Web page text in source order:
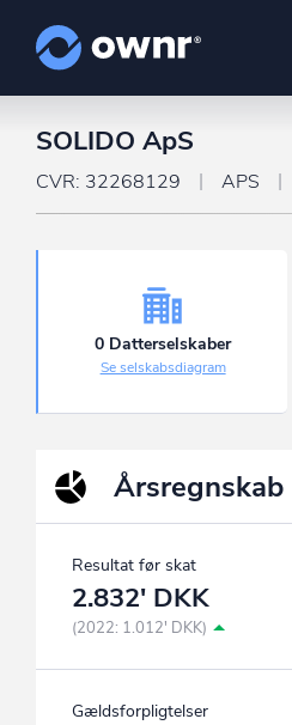
SOLIDO ApS
CVR: 32268129 APS
0 Datterselskaber
Se selskabsdiagram
Årsregnskab
Resultat før skat
2.832' DKK
(2022: 1.012' DKK)
Gældsforpligtelser